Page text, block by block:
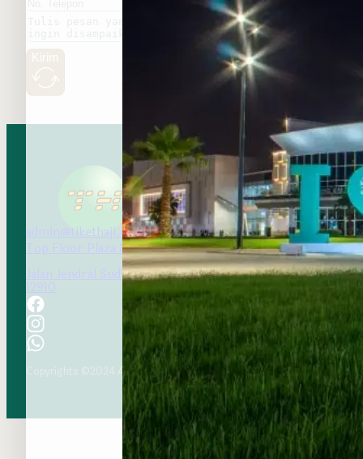
Kirim
admin@tikethaji.com
Top Floor Plaza Marein
Jalan Jendral Sudirman Kav 76-78 Setiabudi, Jakarta
12910
Copyrights ©2024 All rights reserved. Tikethaji.com